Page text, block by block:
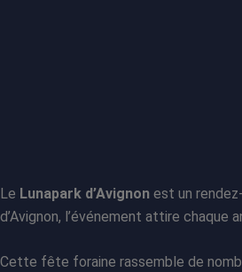
Le Lunapark d’Avignon est un
d’Avignon, l’événement attire chaque
Cette fête foraine rassemble de